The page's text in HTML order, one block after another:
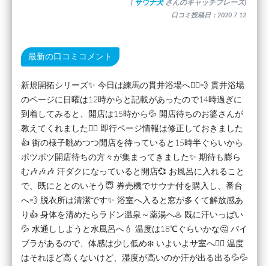
( サウナ犬 さんのキャッチフレーズ)
口コミ投稿日：2020.7.12
最新の口コミコメント
新規開拓シリーズ✨ 今日は練馬の貫井浴場へ🧖‍♂️💨 貫井浴場
のページに日曜は12時からと記載があったので14時過ぎに
到着してみると、開店は15時から💦 開店待ちのお婆さんが
教えてくれました🙇‍♂️ 即行ページ情報は修正しておきました
👍 街の様子眺めつつ開店を待っていると15時半ぐらいから
ポツポツ開店待ちの方々が集まってきました✨ 期待も膨ら
む🎶🎶🎶 汗ダクになっていると開店💞 お風呂に入れること
で、既にととのいそう😇 券売機でサウナ付を購入し、番台
へ💨 脱衣所は清潔です✨ 浴室へ入ると窓が多くて解放感あ
り👍 身体を清めたらラドン温泉～薬湯へ♨️ 既に汗いっぱい
💦 水通ししようと水風呂へ💧 温度は18℃ぐらいかな🤔 バイ
ブラがあるので、体感は少し低め❄️ いよいよサ室へ🧖‍♂️ 温度
はそれほど高くないけど、湿度が高いのか汗が出る出る💦💦